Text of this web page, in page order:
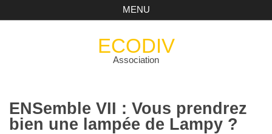
ECODIV
Association
MENU
ENSemble VII : Vous prendrez
bien une lampée de Lampy ?